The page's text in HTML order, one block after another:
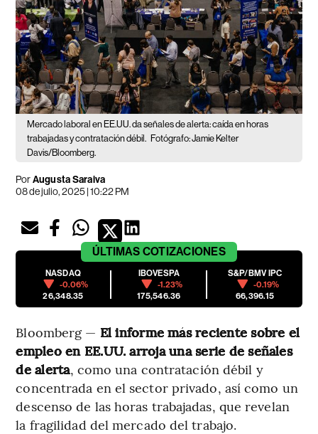
Mercado laboral en EE.UU. da señales de alerta: caída en horas
trabajadas y contratación débil. Fotógrafo: Jamie Kelter
Davis/Bloomberg.
PorAugusta Saraiva
08 de julio, 2025 | 10:22 PM
ÚLTIMAS COTIZACIONES
NASDAQ
-0.06%
26,348.35
IBOVESPA
-1.23%
175,546.36
S&P/BMV IPC
-0.19%
66,396.15
Bloomberg — El informe más reciente sobre el
empleo en EE.UU. arroja una serie de señales
de alerta, como una contratación débil y
concentrada en el sector privado, así como un
descenso de las horas trabajadas, que revelan
la fragilidad del mercado del trabajo.